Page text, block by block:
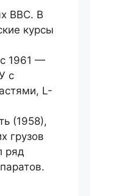
ВВС. В
курсы
1961 —
с
L-
(1958),
грузов
ряд